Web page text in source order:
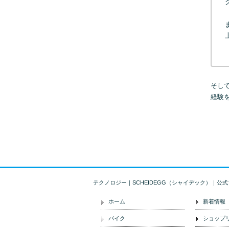
そし
経験
テクノロジー｜SCHEIDEGG（シャイデック）｜公
ホーム 新着情報
バイク ショップ